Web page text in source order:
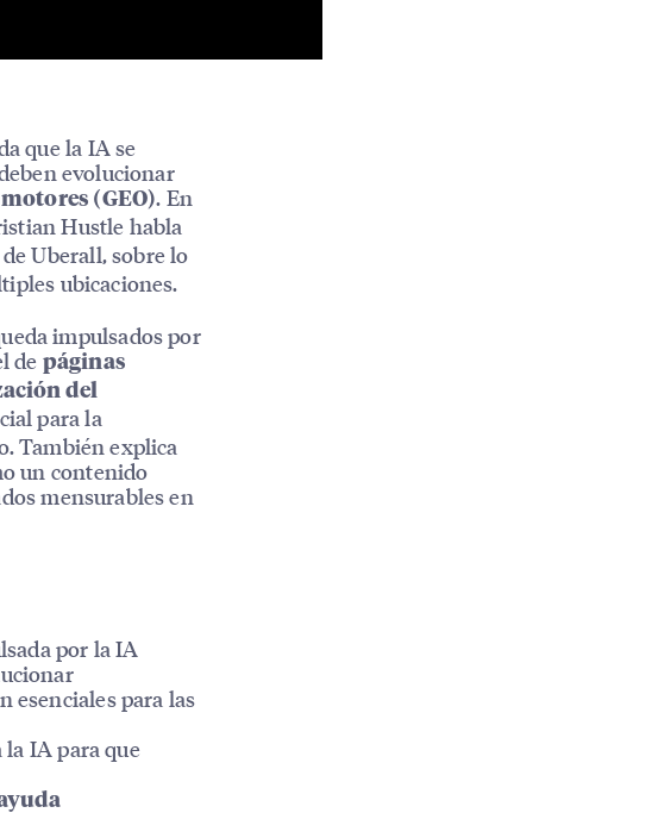
que la IA se
evolucionar
(GEO). En
Hustle habla
Uberall, sobre lo
ubicaciones.
impulsados por
de páginas
del
para la
También explica
un contenido
mensurables en
por la IA
esenciales para las
IA para que